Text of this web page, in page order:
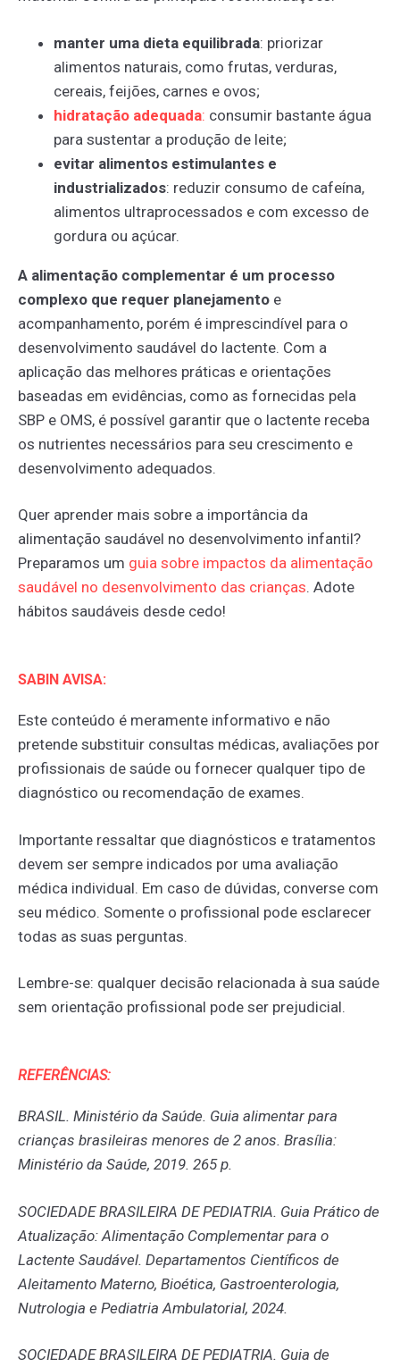
manter uma dieta equilibrada: priorizar
alimentos naturais, como frutas, verduras,
cereais, feijões, carnes e ovos;
hidratação adequada: consumir bastante água
para sustentar a produção de leite;
evitar alimentos estimulantes e
industrializados: reduzir consumo de cafeína,
alimentos ultraprocessados e com excesso de
gordura ou açúcar.
A alimentação complementar é um processo
complexo que requer planejamento e
acompanhamento, porém é imprescindível para o
desenvolvimento saudável do lactente. Com a
aplicação das melhores práticas e orientações
baseadas em evidências, como as fornecidas pela
SBP e OMS, é possível garantir que o lactente receba
os nutrientes necessários para seu crescimento e
desenvolvimento adequados.
Quer aprender mais sobre a importância da
alimentação saudável no desenvolvimento infantil?
Preparamos um guia sobre impactos da alimentação
saudável no desenvolvimento das crianças. Adote
hábitos saudáveis desde cedo!
SABIN AVISA:
Este conteúdo é meramente informativo e não
pretende substituir consultas médicas, avaliações por
profissionais de saúde ou fornecer qualquer tipo de
diagnóstico ou recomendação de exames.
Importante ressaltar que diagnósticos e tratamentos
devem ser sempre indicados por uma avaliação
médica individual. Em caso de dúvidas, converse com
seu médico. Somente o profissional pode esclarecer
todas as suas perguntas.
Lembre-se: qualquer decisão relacionada à sua saúde
sem orientação profissional pode ser prejudicial.
REFERÊNCIAS:
BRASIL. Ministério da Saúde. Guia alimentar para
crianças brasileiras menores de 2 anos. Brasília:
Ministério da Saúde, 2019. 265 p.
SOCIEDADE BRASILEIRA DE PEDIATRIA. Guia Prático de
Atualização: Alimentação Complementar para o
Lactente Saudável. Departamentos Científicos de
Aleitamento Materno, Bioética, Gastroenterologia,
Nutrologia e Pediatria Ambulatorial, 2024.
SOCIEDADE BRASILEIRA DE PEDIATRIA. Guia de